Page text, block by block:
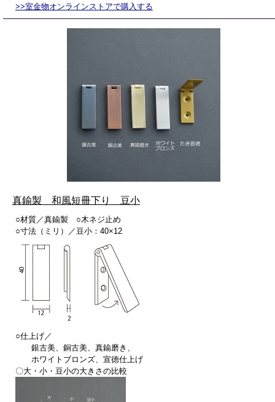
>>室金物オンラインストアで購入する
真鍮製 和風短冊下り 豆小
○材質／真鍮製 ○木ネジ止め
○寸法（ミリ）／豆小：40×12
○仕上げ／
銀古美、銅古美、真鍮磨き、
ホワイトブロンズ、宣徳仕上げ
〇大・小・豆小の大きさの比較